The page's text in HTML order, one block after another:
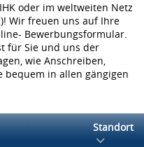
oder im weltweiten Netz
Wir freuen uns auf Ihre
Bewerbungsformular.
für Sie und uns der
wie Anschreiben,
bequem in allen gängigen
Standort